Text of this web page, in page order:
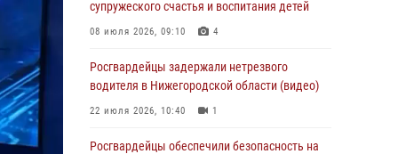
17 июля 2026, 05:17
мероприятия в рамках всероссийской
ведомственной акции «Каникулы с
супружеского счастья и воспитания детей
08 июля 2026, 09:10 4
Росгвардейцы задержали нетрезвого
водителя в Нижегородской области (видео)
22 июля 2026, 10:40 1
Росгвардейцы обеспечили безопасность на